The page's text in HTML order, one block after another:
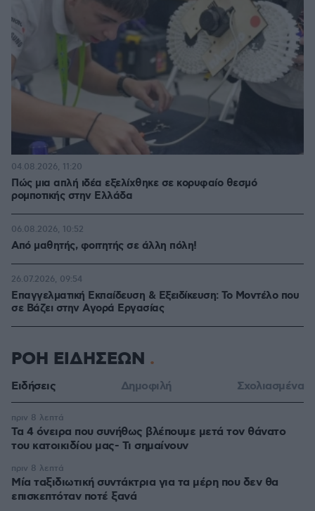
Πώς μια απλή ιδέα εξελίχθηκε σε κορυφαίο θεσμό
ρομποτικής στην Ελλάδα
04.08.2026, 11:20
Από μαθητής, φοιτητής σε άλλη πόλη!
06.08.2026, 10:52
Επαγγελματική Εκπαίδευση & Εξειδίκευση: Το Mοντέλο που
σε Bάζει στην Aγορά Eργασίας
26.07.2026, 09:54
ΡΟΗ ΕΙΔΗΣΕΩΝ
Ειδήσεις Δημοφιλή Σχολιασμένα
Τα 4 όνειρα που συνήθως βλέπουμε μετά τον θάνατο
του κατοικιδίου μας- Τι σημαίνουν
πριν 8 λεπτά
Μία ταξιδιωτική συντάκτρια για τα μέρη που δεν θα
επισκεπτόταν ποτέ ξανά
πριν 8 λεπτά